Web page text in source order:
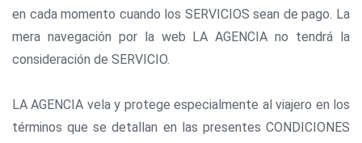
en cada momento cuando los SERVICIOS sean de pago. La
mera navegación por la web LA AGENCIA no tendrá la
consideración de SERVICIO.
LA AGENCIA vela y protege especialmente al viajero en los
términos que se detallan en las presentes CONDICIONES